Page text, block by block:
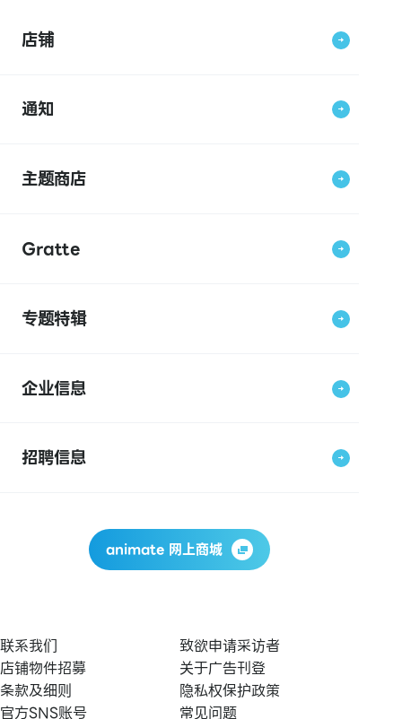
店铺
通知
主题商店
Gratte
专题特辑
企业信息
招聘信息
animate 网上商城
联系我们
致欲申请采访者
店铺物件招募
关于广告刊登
条款及细则
隐私权保护政策
官方SNS账号
常见问题